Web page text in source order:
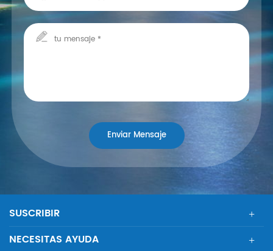
SUSCRIBIR
NECESITAS AYUDA